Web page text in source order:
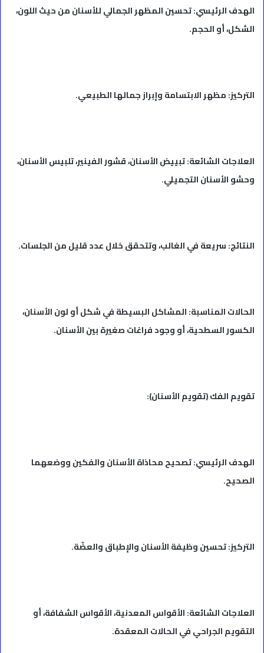
الهدف الرئيسي: تحسين المظهر الجمالي للأسنان من حيث اللون،
الشكل، أو الحجم.
التركيز: مظهر الابتسامة وإبراز جمالها الطبيعي.
العلاجات الشائعة: تبييض الأسنان، قشور الفينير، تلبيس الأسنان،
وحشو الأسنان التجميلي.
النتائج: سريعة في الغالب، وتتحقق خلال عدد قليل من الجلسات.
الحالات المناسبة: المشاكل البسيطة في شكل أو لون الأسنان،
الكسور السطحية، أو وجود فراغات صغيرة بين الأسنان.
تقويم الفك (تقويم الأسنان):
الهدف الرئيسي: تصحيح محاذاة الأسنان والفكين ووضعهما
الصحيح.
التركيز: تحسين وظيفة الأسنان والإطباق والعضّة.
العلاجات الشائعة: الأقواس المعدنية، الأقواس الشفافة، أو
التقويم الجراحي في الحالات المعقدة.